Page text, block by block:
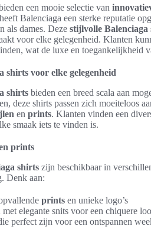
een mooie selectie van
Balenciaga een sterke reputatie
als dames. Deze stijlvolle Balenciaga
voor elke gelegenheid. Klanten
wat de luxe en toegankelijkheid
shirts voor elke gelegenheid
shirts bieden een breed scala aan
deze shirts passen zich moeiteloos
en prints. Klanten vinden een
smaak iets te vinden is.
prints
shirts zijn beschikbaar in
Denk aan:
prints en unieke logo’s
elegante snits voor een chiquere
perfect zijn voor een ontspannen